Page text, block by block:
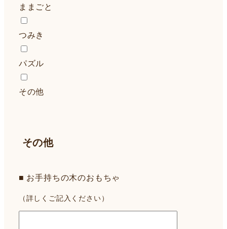
ままごと
つみき
パズル
その他
その他
■ お手持ちの木のおもちゃ
（詳しくご記入ください）